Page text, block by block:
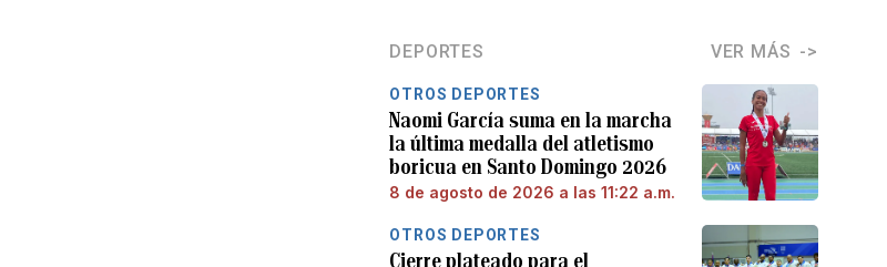
DEPORTES VER MÁS
OTROS DEPORTES
Naomi García suma en la marcha
la última medalla del atletismo
boricua en Santo Domingo 2026
8 de agosto de 2026 a las 11:22 a.m.
OTROS DEPORTES
Cierre plateado para el